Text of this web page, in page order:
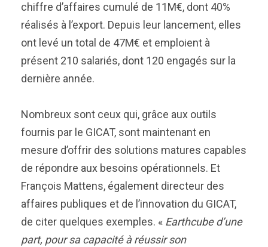
chiffre d’affaires cumulé de 11M€, dont 40%
réalisés à l’export. Depuis leur lancement, elles
ont levé un total de 47M€ et emploient à
présent 210 salariés, dont 120 engagés sur la
dernière année.
Nombreux sont ceux qui, grâce aux outils
fournis par le GICAT, sont maintenant en
mesure d’offrir des solutions matures capables
de répondre aux besoins opérationnels. Et
François Mattens, également directeur des
affaires publiques et de l’innovation du GICAT,
de citer quelques exemples. « Earthcube d’une
part, pour sa capacité à réussir son